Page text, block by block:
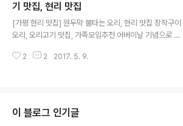
한 나에게 나름 편안한 비행이었다. 기내 TV(?)로 영화, 드
라마도 볼 수 있었고 한글 자막도 있고 한국컨텐츠도 있었
다. 드디어 런던 도착!! 숙소는 Aldgate Station 근처에
있는 게스트하우스 UK민박이라는 곳이였고, 출국하실 때
담배2보루를 준비해간다면 현장에서 돈으로 어느정도 D.
기 맛집, 현리 맛집
[가평 현리 맛집] 원두막 불타는 오리, 현리 맛집 장작구이
오리, 오리고기 맛집, 가족모임추천 어버이날 기념으로 부
을적부터 다닌 거의 20년된 단골 오리집. 서울에서 쪼금
본격적으로 오리고기 먹을 준비 시작!! 음식은 식당 내에서
도 먹을수 있고~ 바깥에서도 먹을수 있다는 점! 비오는날
2 2 2017. 5. 9.
이 블로그 인기글